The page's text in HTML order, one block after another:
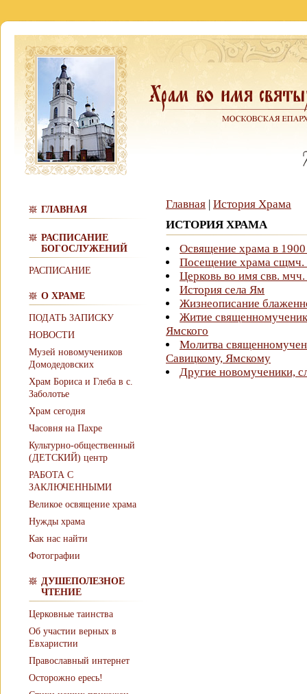
ГЛАВНАЯ
РАСПИСАНИЕ
БОГОСЛУЖЕНИЙ
РАСПИСАНИЕ
О ХРАМЕ
ПОДАТЬ ЗАПИСКУ
НОВОСТИ
Музей новомучеников
Домодедовских
Храм Бориса и Глеба в с.
Заболотье
Храм сегодня
Часовня на Пахре
Культурно-общественный
(ДЕТСКИЙ) центр
РАБОТА С
ЗАКЛЮЧЕННЫМИ
Великое освящение храма
Нужды храма
Как нас найти
Фотографии
ДУШЕПОЛЕЗНОЕ
ЧТЕНИЕ
Церковные таинства
Об участии верных в
Евхаристии
Православный интернет
Осторожно ересь!
Главная | История Храма
ИСТОРИЯ ХРАМА
Освящение храма в 1900
Посещение храма
Церковь во имя свв.
История села Ям
Жизнеописание
Житие
Ямского
Молитва
Савицкому, Ямскому
Другие новомученики,